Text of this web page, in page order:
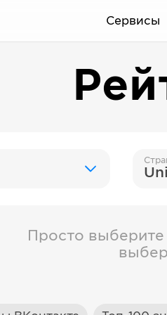
Сервисы
Просто